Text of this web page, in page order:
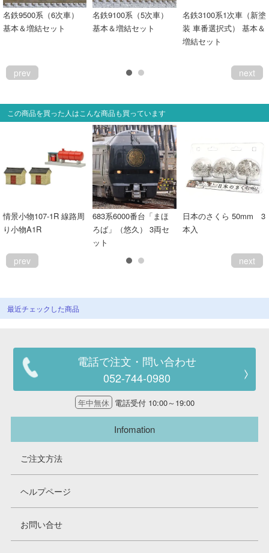
名鉄9500系（6次車）
基本＆増結セット
名鉄9100系（5次車）
基本＆増結セット
名鉄3100系1次車（新塗
装 車番選択式） 基本＆
増結セット
prev next
この商品を買った人はこんな商品も買っています
情景小物107-1R 線路周
り小物A1R
683系6000番台「まほ
ろば」（悠久） 3両セ
ット
日本のさくら 50mm 3
本入
prev next
最近チェックした商品
電話で注文・問い合わせ
052-744-0980
年中無休 電話受付 10:00～19:00
Infomation
ご注文方法
ヘルプページ
お問い合せ